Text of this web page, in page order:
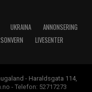
UKRAINA
ANNONSERING
LIVESENTER
- Haraldsgata 114,
- Telefon: 52717273